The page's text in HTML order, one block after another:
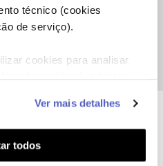
técnico (cookies
de serviço).
cookies para analisar
personalização e
aos seus interesses
Pode gerir a
em "Configurar
Ver mais detalhes
todos
informação relevante. Marque